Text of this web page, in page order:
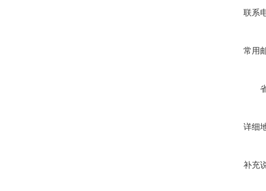
联系
常用
详细
补充